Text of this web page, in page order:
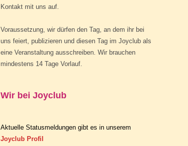
Kontakt mit uns auf.
Voraussetzung, wir dürfen den Tag, an dem ihr bei
uns feiert, publizieren und diesen Tag im Joyclub als
eine Veranstaltung ausschreiben. Wir brauchen
mindestens 14 Tage Vorlauf.
Wir bei Joyclub
Aktuelle Statusmeldungen gibt es in unserem
Joyclub Profil